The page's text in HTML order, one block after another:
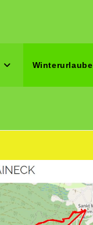
Winterurlaube